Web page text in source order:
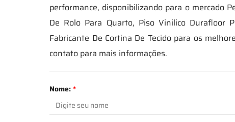
performance, disponibilizando para o mercado
De Rolo Para Quarto, Piso Vinilico Durafloor
Fabricante De Cortina De Tecido para os
contato para mais informações.
Nome:*